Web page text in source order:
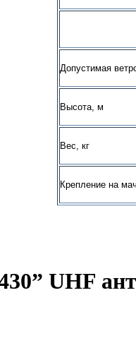
Допустимая
Высота, м
Вес, кг
Крепление на
UHF